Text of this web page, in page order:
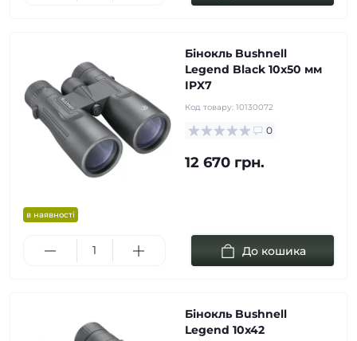
в наявності
Бінокль Bushnell
Legend Black 10x50 мм
IPX7
Код товару: 10130072
0
12 670 грн.
До кошика
Бінокль Bushnell
Legend 10x42